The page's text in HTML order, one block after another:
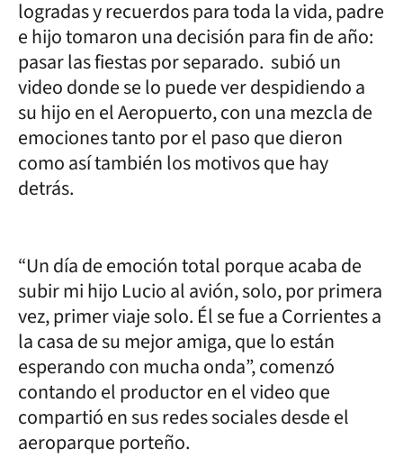
logradas y recuerdos para toda la vida, padre
e hijo tomaron una decisión para fin de año:
pasar las fiestas por separado. subió un
video donde se lo puede ver despidiendo a
su hijo en el Aeropuerto, con una mezcla de
emociones tanto por el paso que dieron
como así también los motivos que hay
detrás.
“Un día de emoción total porque acaba de
subir mi hijo Lucio al avión, solo, por primera
vez, primer viaje solo. Él se fue a Corrientes a
la casa de su mejor amiga, que lo están
esperando con mucha onda”, comenzó
contando el productor en el video que
compartió en sus redes sociales desde el
aeroparque porteño.